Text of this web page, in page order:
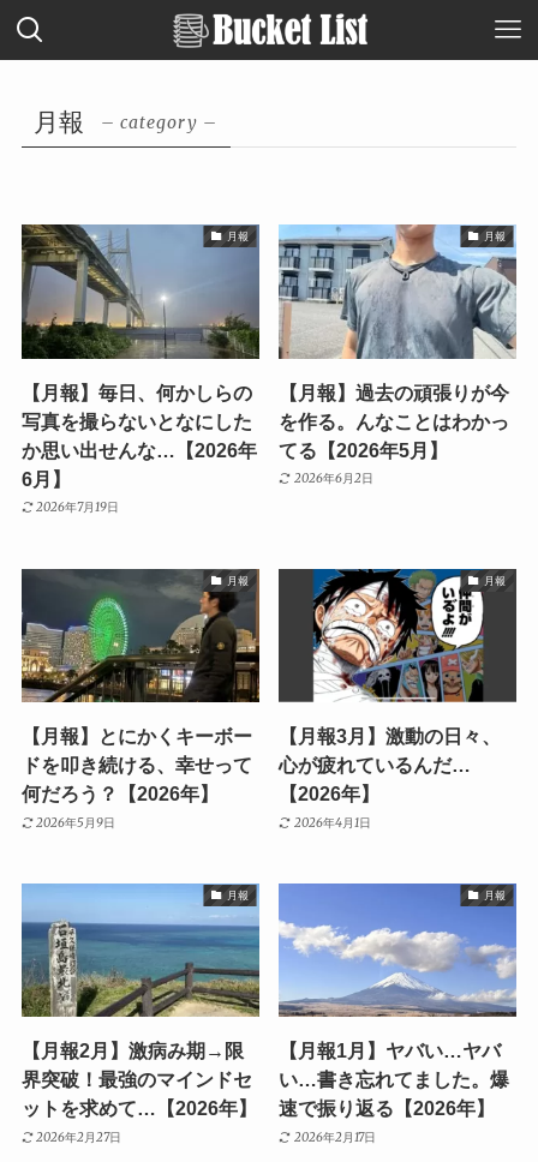
月報 – category –
月報
【月報】毎日、何かしらの
写真を撮らないとなにした
か思い出せんな…【2026年
6月】
2026年7月19日
月報
【月報】過去の頑張りが今
を作る。んなことはわかっ
てる【2026年5月】
2026年6月2日
月報
【月報】とにかくキーボー
ドを叩き続ける、幸せって
何だろう？【2026年】
2026年5月9日
月報
【月報3月】激動の日々、
心が疲れているんだ…
【2026年】
2026年4月1日
月報
【月報2月】激病み期→限
界突破！最強のマインドセ
ットを求めて…【2026年】
2026年2月27日
月報
【月報1月】ヤバい…ヤバ
い…書き忘れてました。爆
速で振り返る【2026年】
2026年2月17日